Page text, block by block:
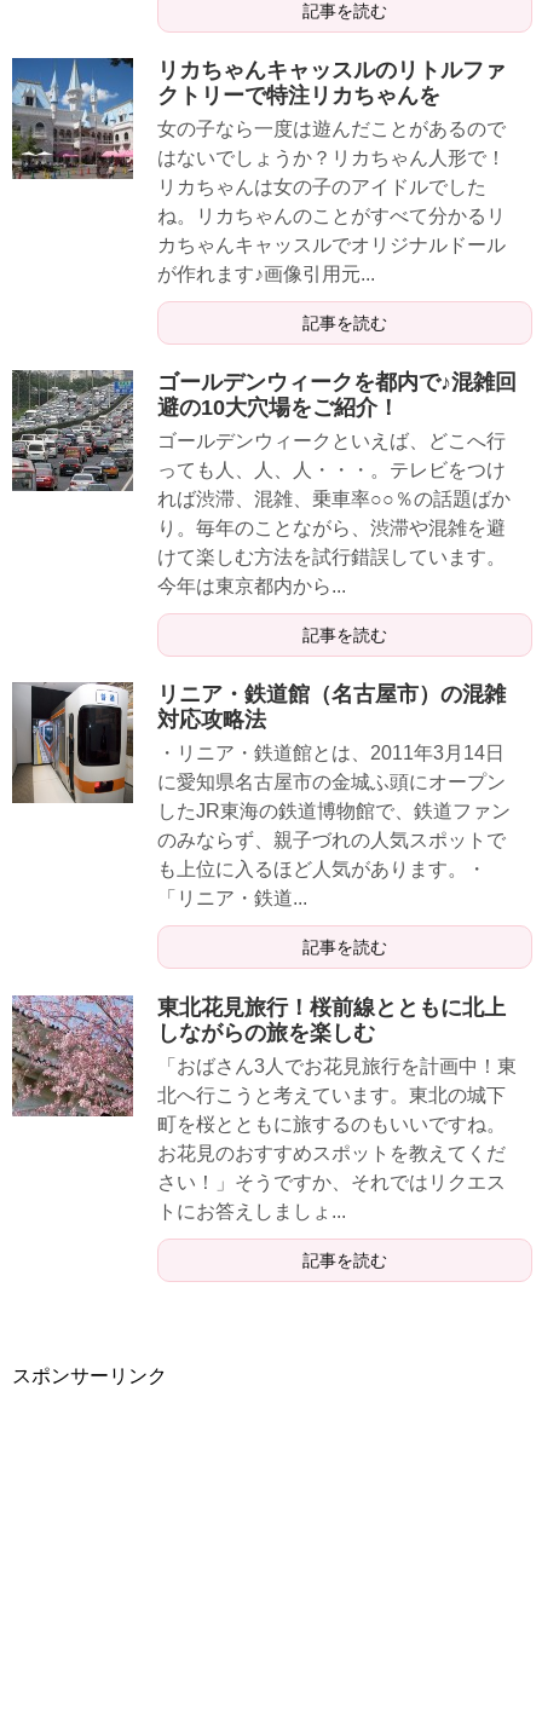
記事を読む
リカちゃんキャッスルのリトルファ
クトリーで特注リカちゃんを
女の子なら一度は遊んだことがあるので
はないでしょうか？リカちゃん人形で！
リカちゃんは女の子のアイドルでした
ね。リカちゃんのことがすべて分かるリ
カちゃんキャッスルでオリジナルドール
が作れます♪画像引用元...
記事を読む
ゴールデンウィークを都内で♪混雑回
避の10大穴場をご紹介！
ゴールデンウィークといえば、どこへ行
っても人、人、人・・・。テレビをつけ
れば渋滞、混雑、乗車率○○％の話題ばか
り。毎年のことながら、渋滞や混雑を避
けて楽しむ方法を試行錯誤しています。
今年は東京都内から...
記事を読む
リニア・鉄道館（名古屋市）の混雑
対応攻略法
・リニア・鉄道館とは、2011年3月14日
に愛知県名古屋市の金城ふ頭にオープン
したJR東海の鉄道博物館で、鉄道ファン
のみならず、親子づれの人気スポットで
も上位に入るほど人気があります。・
「リニア・鉄道...
記事を読む
東北花見旅行！桜前線とともに北上
しながらの旅を楽しむ
「おばさん3人でお花見旅行を計画中！東
北へ行こうと考えています。東北の城下
町を桜とともに旅するのもいいですね。
お花見のおすすめスポットを教えてくだ
さい！」そうですか、それではリクエス
トにお答えしましょ...
記事を読む
スポンサーリンク